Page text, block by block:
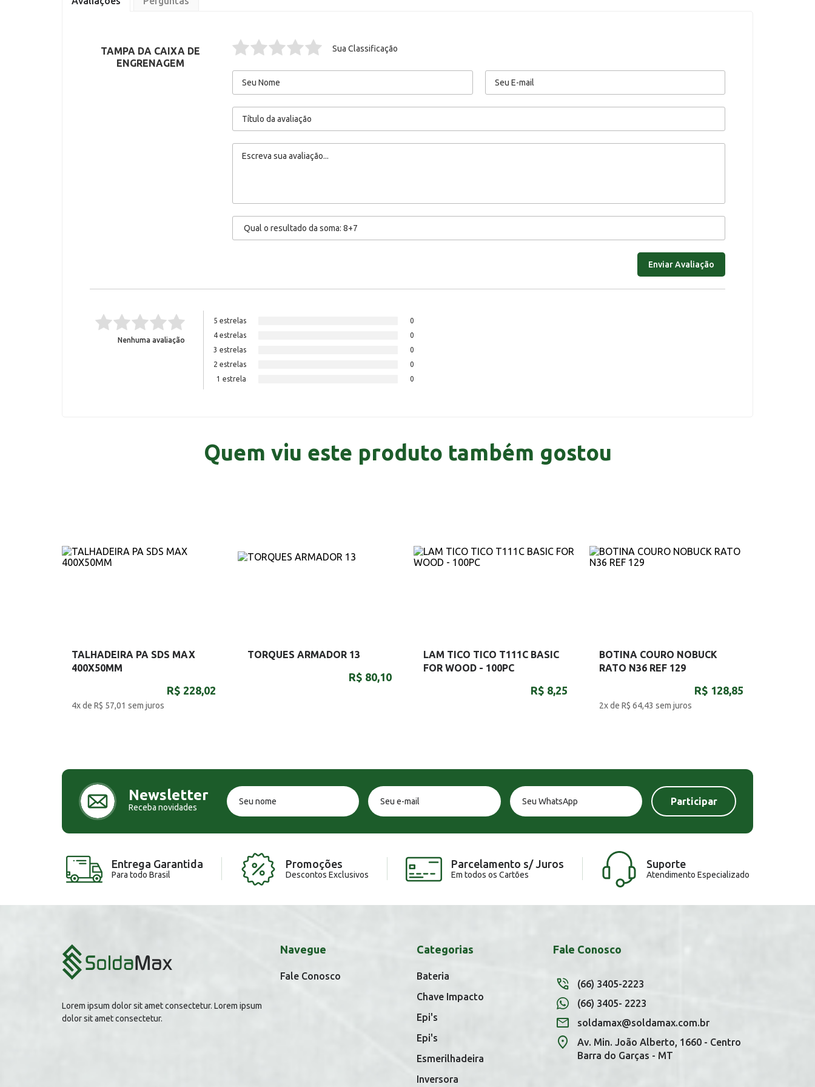
TAMPA DA CAIXA DE
ENGRENAGEM
Sua Classificação
Nenhuma avaliação
5 estrelas
0
4 estrelas
0
3 estrelas
0
2 estrelas
0
1 estrela
0
Quem viu este produto também gostou
TALHADEIRA PA SDS MAX
400X50MM
R$ 228,02
4x de R$ 57,01 sem juros
TORQUES ARMADOR 13
R$ 80,10
LAM TICO TICO T111C BASIC
FOR WOOD - 100PC
R$ 8,25
BOTINA COURO NOBUCK
RATO N36 REF 129
R$ 128,85
2x de R$ 64,43 sem juros
Newsletter
Receba novidades
Entrega Garantida
Para todo Brasil
Promoções
Descontos Exclusivos
Parcelamento s/ Juros
Em todos os Cartões
Suporte
Atendimento Especializado
Lorem ipsum dolor sit amet consectetur. Lorem ipsum
dolor sit amet consectetur.
Navegue
Fale Conosco
Categorias
Bateria
Chave Impacto
Epi's
Epi's
Esmerilhadeira
Inversora
Fale Conosco
(66) 3405-2223
(66) 3405- 2223
soldamax@soldamax.com.br
Av. Min. João Alberto, 1660 - Centro
Barra do Garças - MT